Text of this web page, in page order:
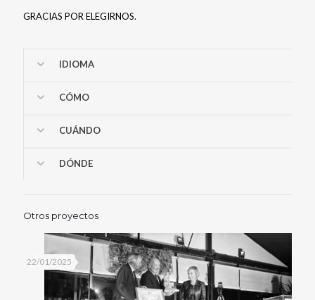
GRACIAS POR ELEGIRNOS.
IDIOMA
CÓMO
CUÁNDO
DÓNDE
Otros proyectos
22/01/2025